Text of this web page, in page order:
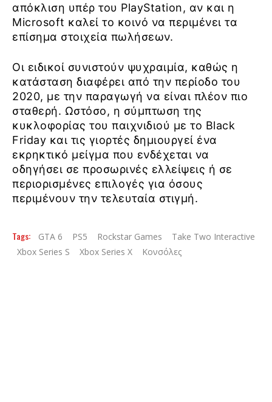
απόκλιση υπέρ του PlayStation, αν και η
Microsoft καλεί το κοινό να περιμένει τα
επίσημα στοιχεία πωλήσεων.
Οι ειδικοί συνιστούν ψυχραιμία, καθώς η
κατάσταση διαφέρει από την περίοδο του
2020, με την παραγωγή να είναι πλέον πιο
σταθερή. Ωστόσο, η σύμπτωση της
κυκλοφορίας του παιχνιδιού με το Black
Friday και τις γιορτές δημιουργεί ένα
εκρηκτικό μείγμα που ενδέχεται να
οδηγήσει σε προσωρινές ελλείψεις ή σε
περιορισμένες επιλογές για όσους
περιμένουν την τελευταία στιγμή.
Tags: GTA 6 PS5 Rockstar Games
Take Two Interactive
Xbox Series S
Xbox Series X Κονσόλες